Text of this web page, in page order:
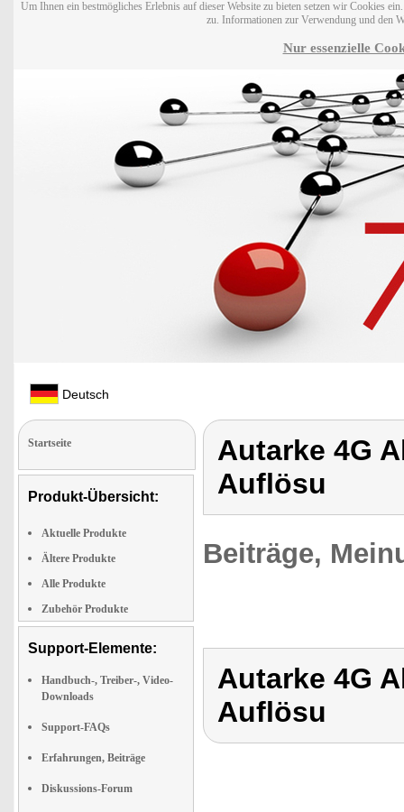
Um Ihnen ein bestmögliches Erlebnis auf dieser Website zu bieten setzen wir Cookies
zu. Informationen zur Verwendung und den
Nur essenzielle
Deutsch
Startseite
Produkt-Übersicht:
Aktuelle Produkte
Ältere Produkte
Alle Produkte
Zubehör Produkte
Support-Elemente:
Handbuch-, Treiber-, Video-
Downloads
Support-FAQs
Erfahrungen, Beiträge
Diskussions-Forum
Autarke 4G
Auflösu
Beiträge,
Autarke 4G
Auflösu